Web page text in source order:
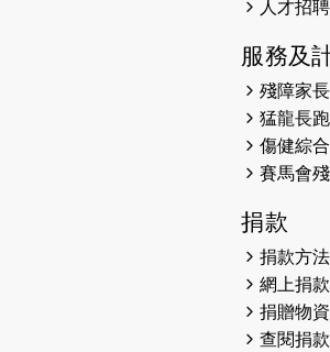
人才招聘
服務及
殘障家
猛龍長
傷健綜
賽馬會
捐款
捐款方法
網上捐款
捐贈物資
查閱捐